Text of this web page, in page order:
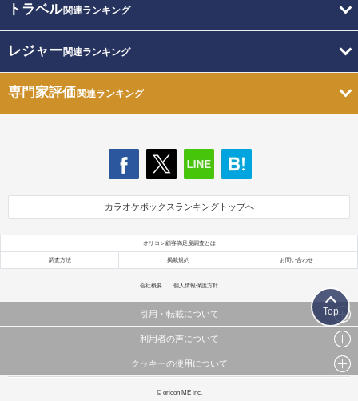
トラベル関連ランキング
レジャー関連ランキング
専門家評価関連ランキング
カラオケボックスランキングトップへ
オリコン顧客満足度調査とは
調査方法 掲載規約 お問い合わせ
会社概要 個人情報保護方針
引用・転載について
当サイトで公開されている情報（文字、写真、イラスト、画像データ等）及びこれらの配置・
これらの情報を権利者の許可なく無断転載・複製などの二次利用を行うことは固く禁じており
利用者の声について
当サイトに掲載している内容はすべてサービスの利用者が提出された見解・感想です。
弊社の見解・ 意見ではないことをご理解いただいた上でご覧ください。
クッキーの使用について
このサイトでは Cookie を使用して、ユーザーに合わせたコンテンツや広告の表示、ソーシャル
© oricon ME inc.
Top